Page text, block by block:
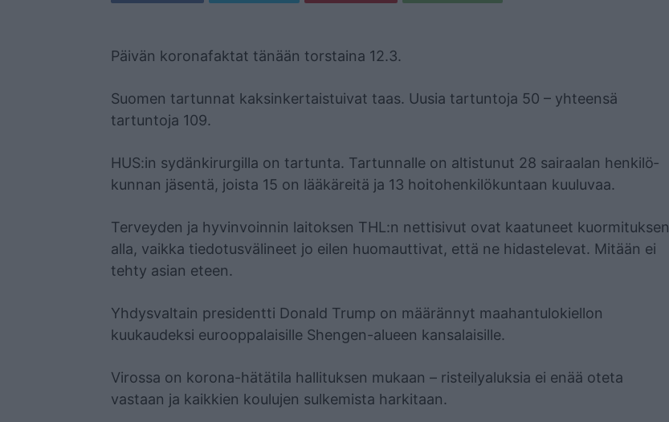
Päivän koronafaktat tänään torstaina 12.3.
Suomen tartunnat kaksinkertaistuivat taas. Uusia tartuntoja 50 – yhteensä
tartuntoja 109.
HUS:in sydänkirurgilla on tartunta. Tar­tun­nal­le on al­tis­tu­nut 28 sairaalan hen­ki­lö­
kun­nan jä­sen­tä, jois­ta 15 on lää­kä­rei­tä ja 13 hoi­to­hen­ki­lö­kun­taan kuu­lu­vaa.
Terveyden ja hyvinvoinnin laitoksen THL:n nettisivut ovat kaatuneet kuormituksen
alla, vaikka tiedotusvälineet jo eilen huomauttivat, että ne hidastelevat. Mitään ei
tehty asian eteen.
Yhdysvaltain presidentti Donald Trump on määrännyt maahantulokiellon
kuukaudeksi eurooppalaisille Shengen-alueen kansalaisille.
Virossa on korona-hätätila hallituksen mukaan – risteilyaluksia ei enää oteta
vastaan ja kaikkien koulujen sulkemista harkitaan.